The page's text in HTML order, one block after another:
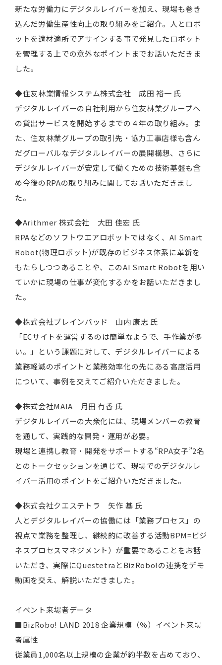
新たな労働力にデジタルレイバーを加え、現場も巻き
込んだ労働生産性向上の取り組みをご紹介。人とロボ
ットを適材適所でアサインする事で発見したロボット
を管理する上での意外なポイントまでお話いただきま
した。
◆住友林業情報システム株式会社 成田 裕一 氏
デジタルレイバーの自社利用から住友林業グループへ
の貸出サービスを開始するまでの４年の取り組み。ま
た、住友林業グループの取引先・協力工事店様も含ん
だグローバルなデジタルレイバーの展開構想、さらに
デジタルレイバーが安定して働くための技術基盤も含
め今後のRPAの取り組みに関してお話いただきまし
た。
◆Arithmer 株式会社 大田 佳宏 氏
RPAなどのソフトウエアロボットではなく、AI Smart
Robot(物理ロボット)が既存のビジネス体系に革新を
もたらしつつあることや、このAI Smart Robotを用い
ていかに現場の仕事が変化するかをお話いただきまし
た。
◆株式会社ブレインパッド 山内 康志 氏
「ECサイトを運営するのは簡単なようで、手作業が多
い。」という課題に対して、デジタルレイバーによる
業務軽減のポイントと業務効率化の先にある高度活用
について、事例を交えてご紹介いただきました。
◆株式会社MAIA 月田 有香 氏
デジタルレイバーの大衆化には、現場メンバーの教育
を通して、実践的な開発・運用が必要。
現場と連携し教育・開発をサポートする“RPA女子”2名
とのトークセッションを通じて、現場でのデジタルレ
イバー活用のポイントをご紹介いただきました。
◆株式会社クエステトラ 矢作 基 氏
人とデジタルレイバーの協働には「業務プロセス」の
視点で業務を整理し、継続的に改善する活動BPM=ビジ
ネスプロセスマネジメント）が重要であることをお話
いただき、実際にQuestetraとBizRobo!の連携をデモ
動画を交え、解説いただきました。
イベント来場者データ
■BizRobo! LAND 2018 企業規模（％）イベント来場
者属性
従業員1,000名以上規模の企業が約半数を占めており、